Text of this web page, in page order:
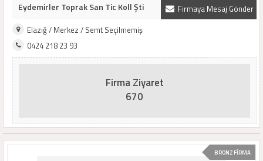
Firmaya Mesaj Gönder
Eydemirler Toprak San Tic Koll Şti
Elazığ / Merkez / Semt Seçilmemiş
0424 218 23 93
Firma Ziyaret
670
BRONZ FİRMA